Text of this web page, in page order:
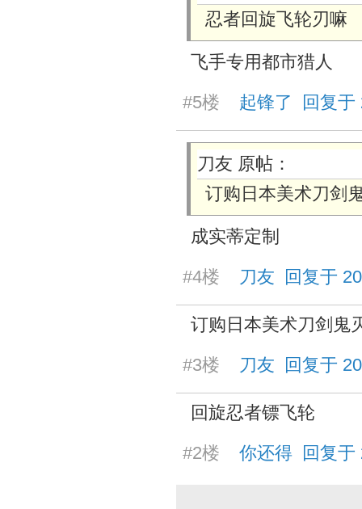
忍者回旋飞轮刃嘛
飞手专用都市猎人
#5楼 起锋了 回复于
刀友 原帖：
订购日本美术刀剑
成实蒂定制
#4楼 刀友 回复于
订购日本美术刀剑鬼
#3楼 刀友 回复于
回旋忍者镖飞轮
#2楼 你还得 回复于